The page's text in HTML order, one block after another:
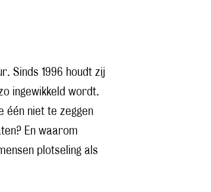
Sinds 1996 houdt zij
ingewikkeld wordt.
één niet te zeggen
En waarom
plotseling als